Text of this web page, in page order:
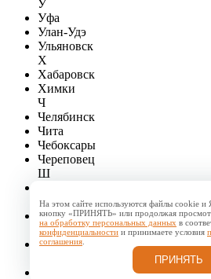
У
Уфа
Улан-Удэ
Ульяновск
Х
Хабаровск
Химки
Ч
Челябинск
Чита
Чебоксары
Череповец
Ш
Э
Энгельс
Ю
Южно-Сахалинск
На этом сайте используются файлы cookie
кнопку «ПРИНЯТЬ» или продолжая
на обработку персональных данных в
конфиденциальности и принимаете условия
соглашения
ПРИНЯТЬ